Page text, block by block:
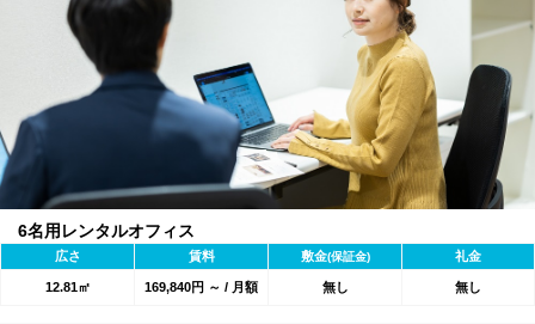
6名用レンタルオフィス
広さ 賃料 敷金(保証金) 礼金
12.81㎡ 169,840円 ～ / 月額 無し 無し